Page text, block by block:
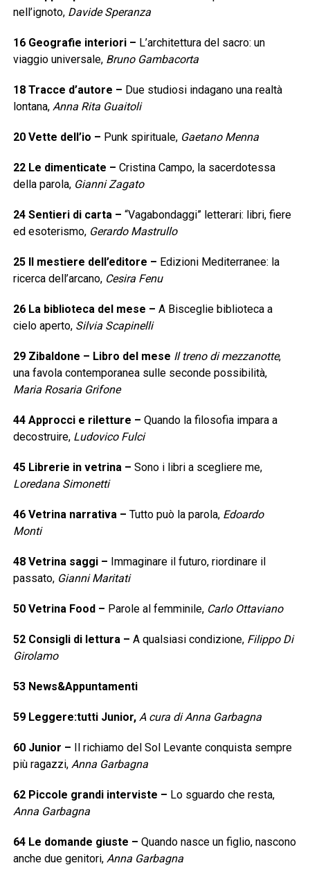
nell’ignoto, Davide Speranza
16 Geografie interiori– L’architettura del sacro: un
viaggio universale, Bruno Gambacorta
18 Tracce d’autore – Due studiosi indagano una realtà
lontana, Anna Rita Guaitoli
20 Vette dell’io – Punk spirituale, Gaetano Menna
22 Le dimenticate – Cristina Campo, la sacerdotessa
della parola, Gianni Zagato
24 Sentieri di carta– “Vagabondaggi” letterari: libri, fiere
ed esoterismo, Gerardo Mastrullo
25 Il mestiere dell’editore – Edizioni Mediterranee: la
ricerca dell’arcano, Cesira Fenu
26 La biblioteca del mese – A Bisceglie biblioteca a
cielo aperto, Silvia Scapinelli
29 Zibaldone – Libro del mese Il treno di mezzanotte,
una favola contemporanea sulle seconde possibilità,
Maria Rosaria Grifone
44 Approcci e riletture – Quando la filosofia impara a
decostruire, Ludovico Fulci
45 Librerie in vetrina– Sono i libri a scegliere me,
Loredana Simonetti
46 Vetrina narrativa– Tutto può la parola, Edoardo
Monti
48 Vetrina saggi– Immaginare il futuro, riordinare il
passato, Gianni Maritati
50 Vetrina Food – Parole al femminile, Carlo Ottaviano
52 Consigli di lettura– A qualsiasi condizione, Filippo Di
Girolamo
53 News&Appuntamenti
59 Leggere:tutti Junior, A cura di Anna Garbagna
60 Junior –
Il richiamo del Sol Levante conquista sempre
più ragazzi, Anna Garbagna
62 Piccole grandi interviste – Lo sguardo che resta,
Anna Garbagna
64 Le domande giuste – Quando nasce un figlio, nascono
anche due genitori, Anna Garbagna